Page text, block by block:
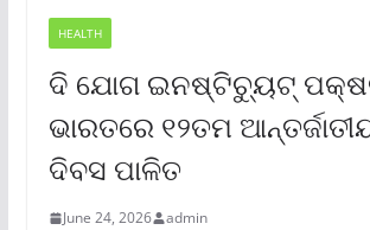
HEALTH
ଦି ଯୋଗ ଇନଷ୍ଟିଚ୍ୟୁଟ୍
ଭାରତରେ ୧୨ତମ
ଦିବସ ପାଳିତ
June 24, 2026 admin